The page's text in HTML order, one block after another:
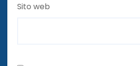
Sito web